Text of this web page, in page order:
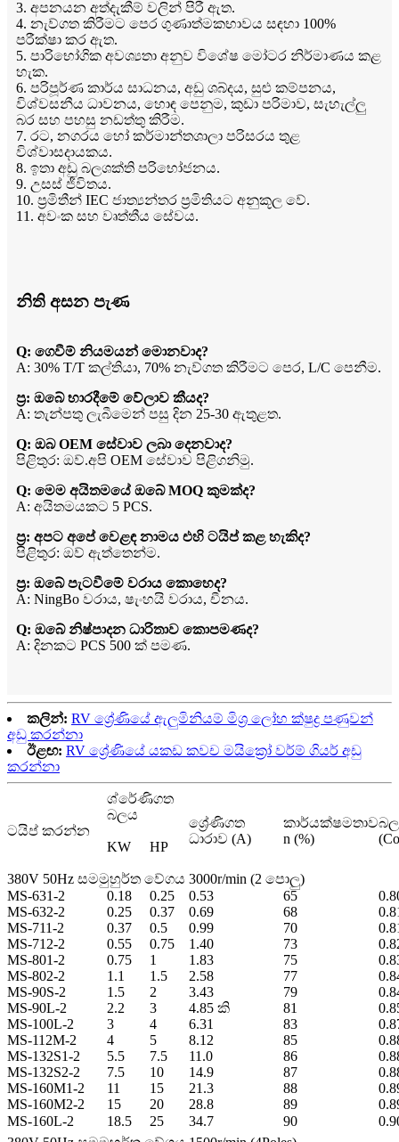
3. අපනයන අත්දැකීම් වලින් පිරී ඇත.
4. නැව්ගත කිරීමට පෙර ගුණාත්මකභාවය සඳහා 100%
පරීක්ෂා කර ඇත.
5. පාරිභෝගික අවශ්‍යතා අනුව විශේෂ මෝටර නිර්මාණය කළ
හැක.
6. පරිපූර්ණ කාර්ය සාධනය, අඩු ශබ්දය, සුළු කම්පනය,
විශ්වසනීය ධාවනය, හොඳ පෙනුම, කුඩා පරිමාව, සැහැල්ලු
බර සහ පහසු නඩත්තු කිරීම.
7. රට, නගරය හෝ කර්මාන්තශාලා පරිසරය තුළ
විශ්වාසදායකය.
8. ඉතා අඩු බලශක්ති පරිභෝජනය.
9. උසස් ජීවිතය.
10. ප්‍රමිතීන් IEC ජාත්‍යන්තර ප්‍රමිතියට අනුකූල වේ.
11. අවංක සහ වෘත්තීය සේවය.
නිති අසන පැණ
Q: ගෙවීම් නියමයන් මොනවාද?
A: 30% T/T කල්තියා, 70% නැව්ගත කිරීමට පෙර, L/C පෙනීම.
ප්‍ර: ඔබේ භාරදීමේ වේලාව කීයද?
A: තැන්පතු ලැබීමෙන් පසු දින 25-30 ඇතුළත.
Q: ඔබ OEM සේවාව ලබා දෙනවාද?
පිළිතුර: ඔව්.අපි OEM සේවාව පිළිගනිමු.
Q: මෙම අයිතමයේ ඔබේ MOQ කුමක්ද?
A: අයිතමයකට 5 PCS.
ප්‍ර: අපට අපේ වෙළඳ නාමය එහි ටයිප් කළ හැකිද?
පිළිතුර: ඔව් ඇත්තෙන්ම.
ප්‍ර: ඔබේ පැටවීමේ වරාය කොහෙද?
A: NingBo වරාය, ෂැංහයි වරාය, චීනය.
Q: ඔබේ නිෂ්පාදන ධාරිතාව කොපමණද?
A: දිනකට PCS 500 ක් පමණ.
කලින්: RV ශ්‍රේණියේ ඇලුමිනියම් මිශ්‍ර ලෝහ ක්ෂුද්‍ර පණුවන්
අඩු කරන්නා
ඊළඟ: RV ශ්‍රේණියේ යකඩ කවච මයික්‍රෝ වර්ම් ගියර් අඩු
කරන්නා
ටයිප් කරන්න
ශ්රේණිගත
බලය
ශ්‍රේණිගත
ධාරාව (A)
කාර්යක්ෂමතාව
n (%)
KW HP
380V 50Hz සමමුහුර්ත වේගය 3000r/min (2 පොලු)
MS-631-2
0.18 0.25 0.53 65
MS-632-2
0.25 0.37 0.69 68
MS-711-2
0.37 0.5 0.99 70
MS-712-2
0.55 0.75 1.40 73
MS-801-2
0.75 1 1.83 75
MS-802-2
1.1 1.5 2.58 77
MS-90S-2
1.5 2 3.43 79
MS-90L-2
2.2 3 4.85 කි 81
MS-100L-2
3 4 6.31 83
MS-112M-2
4 5 8.12 85
MS-132S1-2
5.5 7.5 11.0 86
MS-132S2-2
7.5 10 14.9 87
MS-160M1-2
11 15 21.3 88
MS-160M2-2
15 20 28.8 89
MS-160L-2
18.5 25 34.7 90